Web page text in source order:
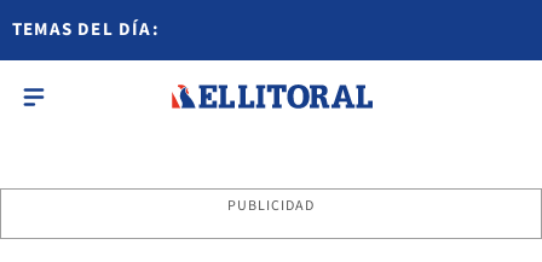
TEMAS DEL DÍA:
PUBLICIDAD